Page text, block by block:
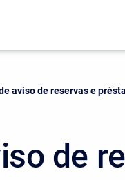
aviso de reservas e
de